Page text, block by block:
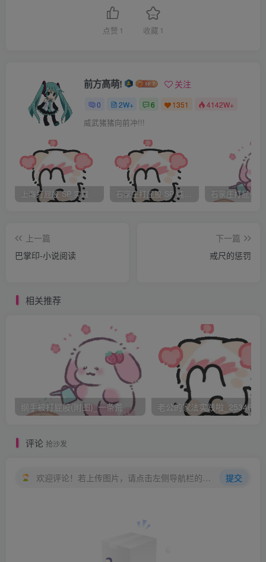
拾掇桌上的湯水，何老闆用筷子猛一戳腦袋，疼的他不由自
住把脖子往旁邊一縮，一揮手，把已經收到碗裏的菜湯都一
劉區長這時發話了：“何掌櫃，你這個小徒弟怎麽這麽笨
啊，平時一定是調教欠佳啊？” |
“是啊，是呀，都是我平時管教不好，今天出這麽大洋相！
了！”伸手就給了陳鶴林一記耳光。) F陳鶴林委屈的不行，悟
著挨了打的臉頰，嘴裏不由回了句：“又不是我弄翻的……”
劉區長扭頭看著陳鶴林歪曲的樣子，發現這個半大的小夥
他陰著臉，對何二說道：“你這個小徒弟應該好好的管教管
教，做錯了事還敢頂嘴，真是缺少管教啊？”“對，對，劉區
劣，總是不長進！”何二哪敢得罪劉區長啊，平常巴結都來不
見劉區長一再提管教不好，知道劉區長有意想揍自己這個徒
弟，忙著又說道：“劉區長，我這個徒弟甚是頑皮不化，要不
您代我管教管教這小子？”劉區長見何二這麽說，心裏甚是歡
喜，但臉上還是一副冷峻氣憤的樣子，轉臉對已經有幾分醉
意的趙局長說道：“管教不聽話的頑童，趙局長應該更有辦法
還不都是聽劉區長您的，不過象這樣敢頂嘴不聽話的小東西
不敢叫你二爺！哈哈哈！”何二挂不住臉了，氣狠狠一把抓住
鶴林好委屈，但在這裏，已經兩年多了，委屈的事每天都
点赞 1 收藏 1
前方高萌! 关注
0 2W+ 6 1351 4142W+
威武猪猪向前冲!!!
上海打屁股 SP 实践 石家庄打屁股 SP 纯实践
上一篇
巴掌印-小说阅读
下一篇
戒尺的惩罚
相关推荐
纲手被打屁股(附图)_一条荒 老公的家法实践啦
评论 抢沙发
欢迎评论！若上传图片，请点击左侧导航栏的图床工具，获取图片链接。 提交